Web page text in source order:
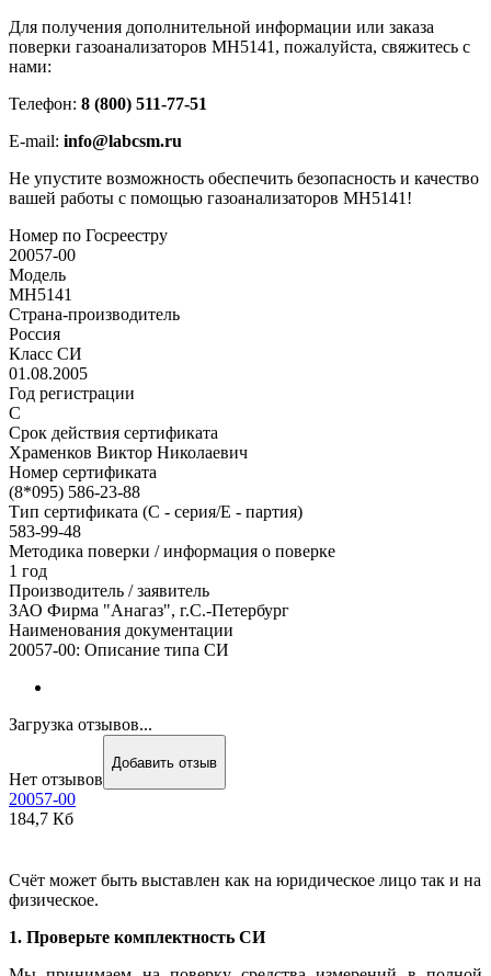
Для получения дополнительной информации или заказа
поверки газоанализаторов МН5141, пожалуйста, свяжитесь с
нами:
Телефон: 8 (800) 511-77-51
E-mail: info@labcsm.ru
Не упустите возможность обеспечить безопасность и качество
вашей работы с помощью газоанализаторов МН5141!
Номер по Госреестру
20057-00
Модель
МН5141
Страна-производитель
Россия
Класс СИ
01.08.2005
Год регистрации
С
Срок действия сертификата
Храменков Виктор Николаевич
Номер сертификата
(8*095) 586-23-88
Тип сертификата (C - серия/E - партия)
583-99-48
Методика поверки / информация о поверке
1 год
Производитель / заявитель
ЗАО Фирма "Анагаз", г.С.-Петербург
Наименования документации
20057-00: Описание типа СИ
Загрузка отзывов...
Нет отзывов
Добавить отзыв
20057-00
184,7 Кб
Счёт может быть выставлен как на юридическое лицо так и на
физическое.
1. Проверьте комплектность СИ